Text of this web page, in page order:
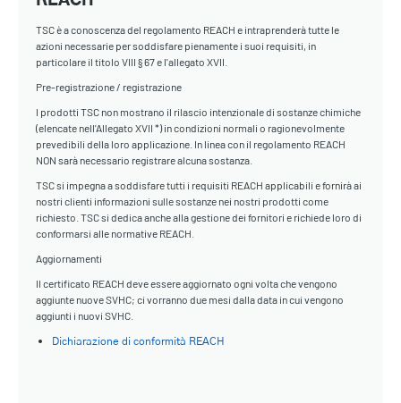
TSC è a conoscenza del regolamento REACH e intraprenderà tutte le
azioni necessarie per soddisfare pienamente i suoi requisiti, in
particolare il titolo VIII § 67 e l'allegato XVII.
Pre-registrazione / registrazione
I prodotti TSC non mostrano il rilascio intenzionale di sostanze chimiche
(elencate nell'Allegato XVII *) in condizioni normali o ragionevolmente
prevedibili della loro applicazione. In linea con il regolamento REACH
NON sarà necessario registrare alcuna sostanza.
TSC si impegna a soddisfare tutti i requisiti REACH applicabili e fornirà ai
nostri clienti informazioni sulle sostanze nei nostri prodotti come
richiesto. TSC si dedica anche alla gestione dei fornitori e richiede loro di
conformarsi alle normative REACH.
Aggiornamenti
Il certificato REACH deve essere aggiornato ogni volta che vengono
aggiunte nuove SVHC; ci vorranno due mesi dalla data in cui vengono
aggiunti i nuovi SVHC.
Dichiarazione di conformità REACH